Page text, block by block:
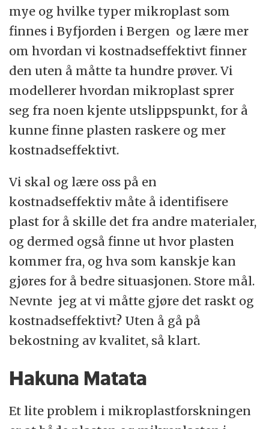
mye og hvilke typer mikroplast som
finnes i Byfjorden i Bergen og lære mer
om hvordan vi kostnadseffektivt finner
den uten å måtte ta hundre prøver. Vi
modellerer hvordan mikroplast sprer
seg fra noen kjente utslippspunkt, for å
kunne finne plasten raskere og mer
kostnadseffektivt.
Vi skal og lære oss på en
kostnadseffektiv måte å identifisere
plast for å skille det fra andre materialer,
og dermed også finne ut hvor plasten
kommer fra, og hva som kanskje kan
gjøres for å bedre situasjonen. Store mål.
Nevnte jeg at vi måtte gjøre det raskt og
kostnadseffektivt? Uten å gå på
bekostning av kvalitet, så klart.
Hakuna Matata
Et lite problem i mikroplastforskningen